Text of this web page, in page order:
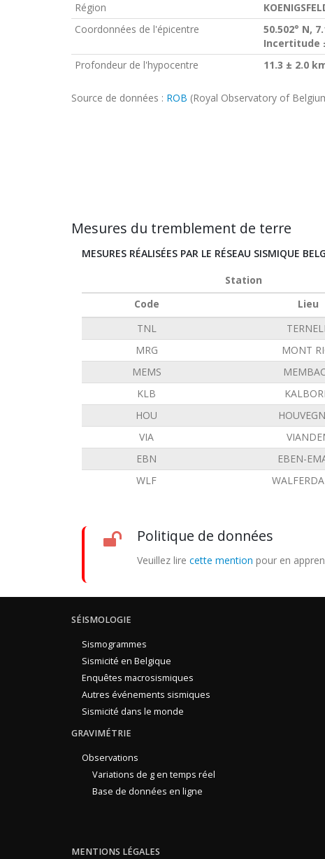
Région
Coordonnées de l'épicentre
50.502° N,
Incertitude
Profondeur de l'hypocentre
11.3 ± 2.0
Source de données : ROB (Royal Observatory of
Mesures du tremblement de terre
MESURES RÉALISÉES PAR LE RÉSEAU SISMIQUE
Station
Code
Lieu
TNL
MRG
MONT
MEMS
KLB
HOU
VIA
EBN
EBEN-
WLF
Politique de données
Veuillez lire cette mention pour en
SÉISMOLOGIE
Sismogrammes
Sismicité en Belgique
Enquêtes macrosismiques
Autres événements sismiques
Sismicité dans le monde
GRAVIMÉTRIE
Observations
Variations de g en temps réel
Base de données en ligne
MENTIONS LÉGALES